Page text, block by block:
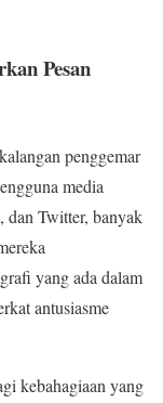
Pesan
penggemar
media
dan Twitter, banyak
yang ada dalam
antusiasme
kebahagiaan yang